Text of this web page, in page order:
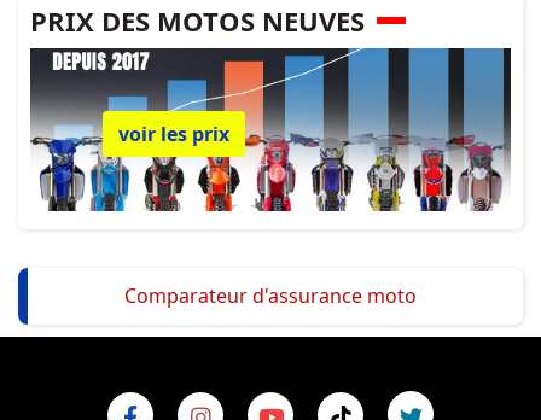
PRIX DES MOTOS NEUVES
voir les prix
Comparateur d'assurance moto